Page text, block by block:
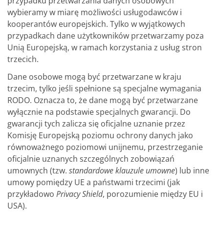
wybieramy w miarę możliwości usługodawców i
kooperantów europejskich. Tylko w wyjątkowych
przypadkach dane użytkowników przetwarzamy poza
Unią Europejską, w ramach korzystania z usług stron
trzecich.
Dane osobowe mogą być przetwarzane w kraju
trzecim, tylko jeśli spełnione są specjalne wymagania
RODO. Oznacza to, że dane mogą być przetwarzane
wyłącznie na podstawie specjalnych gwarancji. Do
gwarancji tych zalicza się oficjalne uznanie przez
Komisję Europejską poziomu ochrony danych jako
równoważnego poziomowi unijnemu, przestrzeganie
oficjalnie uznanych szczególnych zobowiązań
umownych (tzw. standardowe klauzule umowne) lub inne
umowy pomiędzy UE a państwami trzecimi (jak
przykładowo Privacy Shield, porozumienie między EU i
USA).